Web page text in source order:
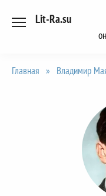
Lit-Ra.su
Главная » Владимир